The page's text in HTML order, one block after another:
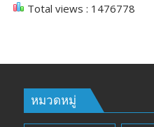
Total views : 1476778
หมวดหมู่